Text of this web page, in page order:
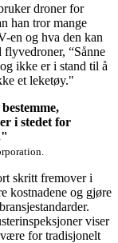
droner for
han tror mange
en og hva den kan
“Sånne
ikke er i stand til å
et leketøy."
i stedet for
skritt fremover i
kostnadene og gjøre
viser
for tradisjonelt